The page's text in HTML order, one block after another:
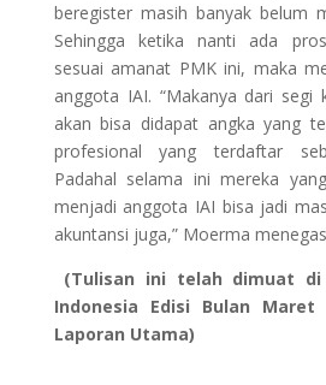
beregister masih banyak belum
Sehingga ketika nanti ada
sesuai amanat PMK ini, maka
anggota IAI. “Makanya dari segi
akan bisa didapat angka yang
profesional yang terdaftar
Padahal selama ini mereka
menjadi anggota IAI bisa jadi
akuntansi juga,” Moerma
(Tulisan ini telah dimuat di
Indonesia Edisi Bulan Maret
Laporan Utama)